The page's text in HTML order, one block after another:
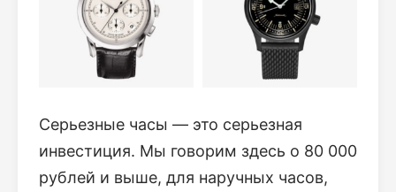
Серьезные часы — это серьезная
инвестиция. Мы говорим здесь о 80 000
рублей и выше, для наручных часов,